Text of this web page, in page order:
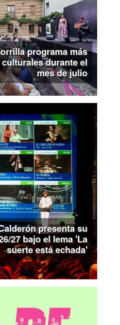
programa más
durante el
mes de julio
presenta su
27 bajo el lema 'La
suerte está echada'